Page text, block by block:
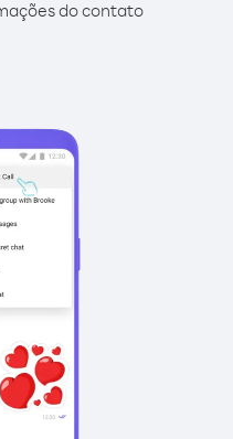
do contato